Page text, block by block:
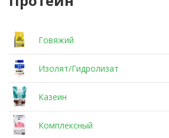
Говяжий
Изолят/Гидролизат
Казеин
Комплексный